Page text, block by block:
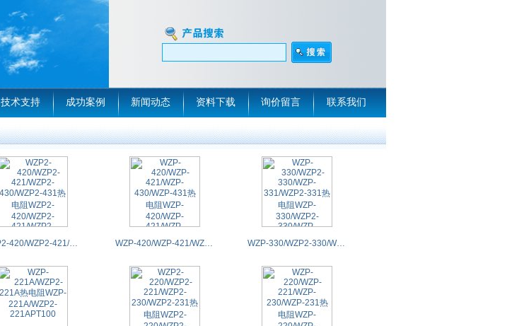
技术支持 成功案例 新闻动态 资料下载 询价留言 联系我们
WZP2-420/WZP2-421/WZP2-430/WZP2-431热电阻WZP2-420/WZP2-421/WZP2-430/WZP2-431PT100 WZP-420/WZP-421/WZP-430/WZP-431热电阻WZP-420/WZP-421/WZP-430/WZP-431PT100 WZP-330/WZP2-330/WZP-331/WZP2-331热电阻WZP-330/WZP2-330/WZP-331/WZP2-331PT100